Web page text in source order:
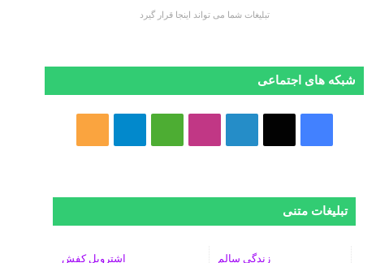
تبلیغات شما می تواند اینجا قرار گیرد
شبکه های اجتماعی
س
ب
ک
س
ن
ک
د
ن
س
d
i
گ
ر
ا
ر
ا
ک
تبلیغات متنی
زندگی سالم اشتروبل کفش